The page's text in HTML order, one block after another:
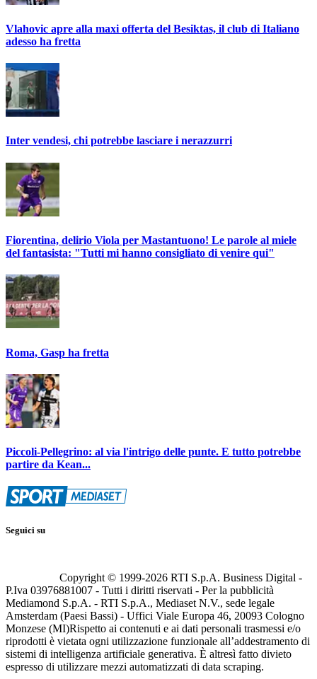
Vlahovic apre alla maxi offerta del Besiktas, il club di Italiano
adesso ha fretta
Inter vendesi, chi potrebbe lasciare i nerazzurri
Fiorentina, delirio Viola per Mastantuono! Le parole al miele
del fantasista: "Tutti mi hanno consigliato di venire qui"
Roma, Gasp ha fretta
Piccoli-Pellegrino: al via l'intrigo delle punte. E tutto potrebbe
partire da Kean...
Seguici su
Copyright © 1999-2026 RTI S.p.A. Business Digital -
P.Iva 03976881007 - Tutti i diritti riservati - Per la pubblicità
Mediamond S.p.A. - RTI S.p.A., Mediaset N.V., sede legale
Amsterdam (Paesi Bassi) - Uffici Viale Europa 46, 20093 Cologno
Monzese (MI)Rispetto ai contenuti e ai dati personali trasmessi e/o
riprodotti è vietata ogni utilizzazione funzionale all’addestramento di
sistemi di intelligenza artificiale generativa. È altresì fatto divieto
espresso di utilizzare mezzi automatizzati di data scraping.